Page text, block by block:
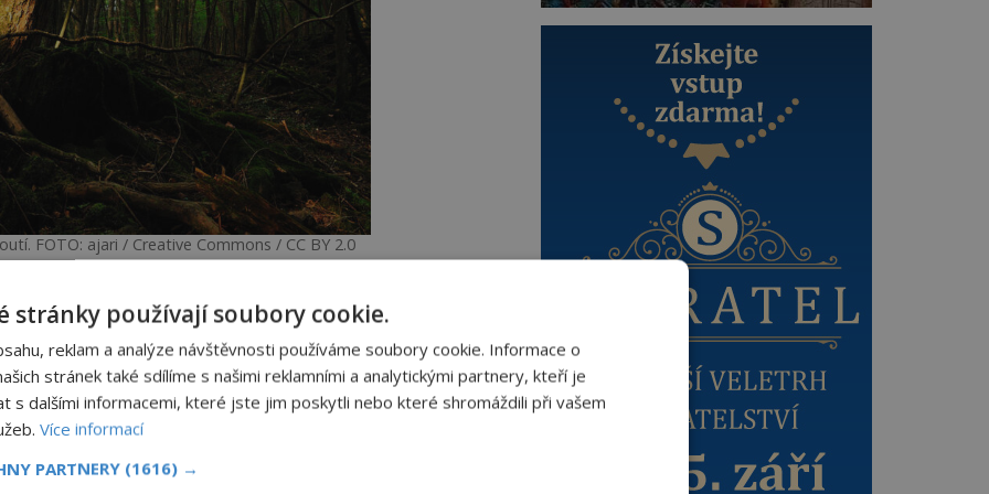
FOTO: ajari / Creative Commons / CC BY 2.0
podle legend v Aokighaře prováděly
ale tento les spojen s děsivou historií.
období hladomoru sloužil jako místo,
rituál, zvaný ubasute.
do lesa své staré matky, o které
stránky používají soubory cookie.
reklam a analýze návštěvnosti používáme soubory cookie. Informace o
stránek také sdílíme s našimi reklamními a analytickými partnery, kteří je
s dalšími informacemi, které jste jim poskytli nebo které shromáždili při vašem
Více informací
PARTNERY (1616) →